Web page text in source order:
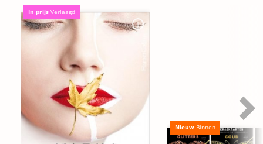
In prijs Verlaagd
Nieuw Binnen